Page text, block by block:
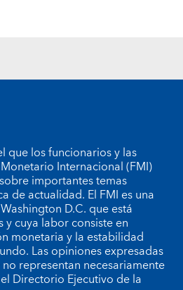
que los funcionarios y las
Internacional (FMI)
importantes temas
de actualidad. El FMI es una
D.C. que está
cuya labor consiste en
monetaria y la estabilidad
Las opiniones expresadas
representan necesariamente
Directorio Ejecutivo de la